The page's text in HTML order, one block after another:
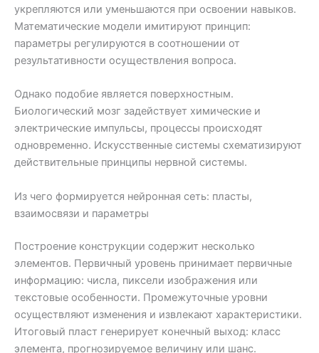
укрепляются или уменьшаются при освоении навыков.
Математические модели имитируют принцип:
параметры регулируются в соотношении от
результативности осуществления вопроса.
Однако подобие является поверхностным.
Биологический мозг задействует химические и
электрические импульсы, процессы происходят
одновременно. Искусственные системы схематизируют
действительные принципы нервной системы.
Из чего формируется нейронная сеть: пласты,
взаимосвязи и параметры
Построение конструкции содержит несколько
элементов. Первичный уровень принимает первичные
информацию: числа, пиксели изображения или
текстовые особенности. Промежуточные уровни
осуществляют изменения и извлекают характеристики.
Итоговый пласт генерирует конечный выход: класс
элемента, прогнозируемое величину или шанс.